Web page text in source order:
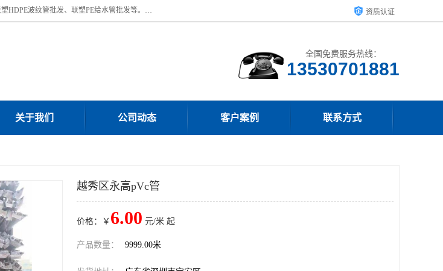
深圳市宝安区沙井街道浩丰胶管商行主营产品：联塑批发、联塑管批发、联塑总代理、联塑总经销、联塑HDPE波纹管批发、联塑PE给水管批发等。凭借服务以及多年的勤奋拼搏，发展成为一家销售各种管材管件，绝缘电工套管及配件等系列产品的贸易公司。公司秉承“顾客至上，锐意进取”的经营理念，坚持“客户至上”原则为广大客户提供的服务。欢迎惠顾！ 资质认证
全国免费服务热线：
关于我们 公司动态 客户案例 联系方式
越秀区永高pVc管
价格：￥ 6.00 元/米 起
产品数量： 9999.00米